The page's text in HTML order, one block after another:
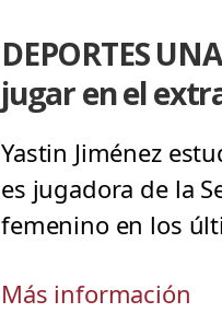
DEPORTES
jugar en el
Yastin Jiménez
es jugadora de la
femenino en los
Más información